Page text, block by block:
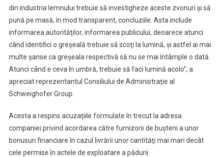
din industria lemnului trebuie să investigheze aceste zvonuri şi să
pună pe masă, în mod transparent, concluziile. Asta include
informarea autorităţilor, informarea publicului, deoarece atunci
când identifici o greşeală trebuie să scoţi la lumină, şi astfel ai mai
multe şanse ca greşeala respectivă să nu se mai întâmple o dată.
Atunci când e ceva în umbră, trebuie să faci lumină acolo”, a
apreciat reprezentantul Consiliului de Administraţie al
Schweighofer Group.
Acesta a respins acuzaţiile formulate în trecut la adresa
companiei privind acordarea către furnizorii de buşteni a unor
bonusuri financiare în cazul livrării unor cantităţi mai mari decât
cele permise în actele de exploatare a pădurii.